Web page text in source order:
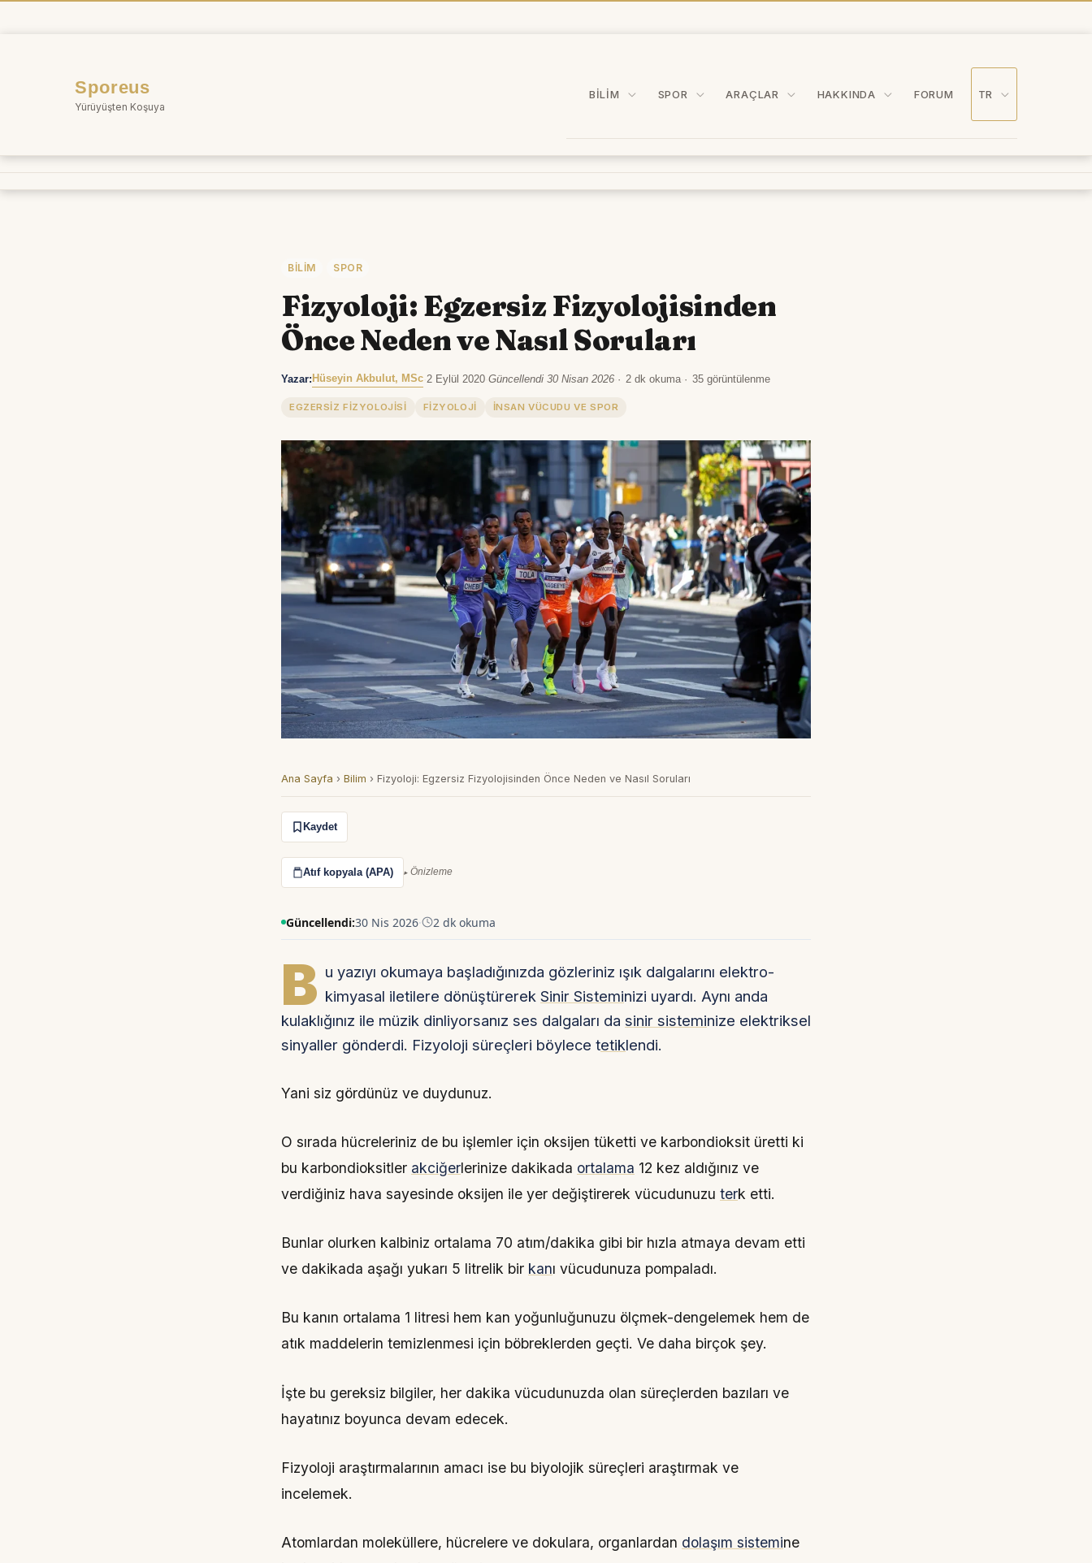
Sporeus
Yürüyüşten Koşuya
BILIM SPOR ARAÇLAR HAKKINDA FORUM TR
BILIM SPOR
Fizyoloji: Egzersiz Fizyolojisinden
Önce Neden ve Nasıl Soruları
Yazar: Hüseyin Akbulut, MSc 2 Eylül 2020 Güncellendi 30 Nisan 2026 2 dk okuma· 35 görüntülenme
EGZERSIZ FIZYOLOJISI FIZYOLOJI INSAN VÜCUDU VE SPOR
Ana Sayfa › Bilim › Fizyoloji: Egzersiz Fizyolojisinden Önce Neden ve Nasıl Soruları
Kaydet
Atıf kopyala (APA) Önizleme
Güncellendi:30 Nis 2026· 2 dk okuma
B u yazıyı okumaya başladığınızda gözleriniz ışık dalgalarını elektro-
kimyasal iletilere dönüştürerek Sinir Sisteminizi uyardı. Aynı anda
kulaklığınız ile müzik dinliyorsanız ses dalgaları da sinir sisteminize elektriksel
sinyaller gönderdi. Fizyoloji süreçleri böylece tetiklendi.
Yani siz gördünüz ve duydunuz.
O sırada hücreleriniz de bu işlemler için oksijen tüketti ve karbondioksit üretti ki
bu karbondioksitler akciğerlerinize dakikada ortalama 12 kez aldığınız ve
verdiğiniz hava sayesinde oksijen ile yer değiştirerek vücudunuzu terk etti.
Bunlar olurken kalbiniz ortalama 70 atım/dakika gibi bir hızla atmaya devam etti
ve dakikada aşağı yukarı 5 litrelik bir kanı vücudunuza pompaladı.
Bu kanın ortalama 1 litresi hem kan yoğunluğunuzu ölçmek-dengelemek hem de
atık maddelerin temizlenmesi için böbreklerden geçti. Ve daha birçok şey.
İşte bu gereksiz bilgiler, her dakika vücudunuzda olan süreçlerden bazıları ve
hayatınız boyunca devam edecek.
Fizyoloji araştırmalarının amacı ise bu biyolojik süreçleri araştırmak ve
incelemek.
Atomlardan moleküllere, hücrelere ve dokulara, organlardan dolaşım sistemine